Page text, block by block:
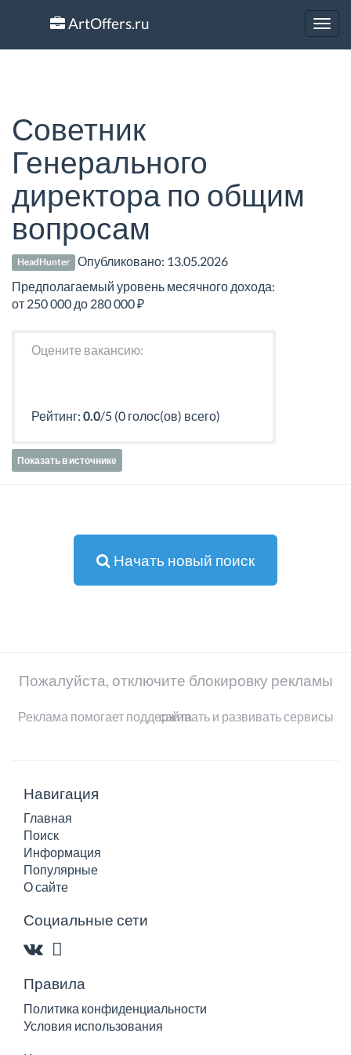
ArtOffers.ru
Советник
Генерального
директора по общим
вопросам
HeadHunter Опубликовано: 13.05.2026
Предполагаемый уровень месячного дохода:
от 250 000 до 280 000 ₽
Оцените вакансию:
Рейтинг: 0.0/5 (0 голос(ов) всего)
Показать в источнике
Начать новый поиск
Пожалуйста, отключите блокировку рекламы
Реклама помогает поддерживать и развивать сервисы сайта
Навигация
Главная
Поиск
Информация
Популярные
О сайте
Социальные сети
Правила
Политика конфиденциальности
Условия использования